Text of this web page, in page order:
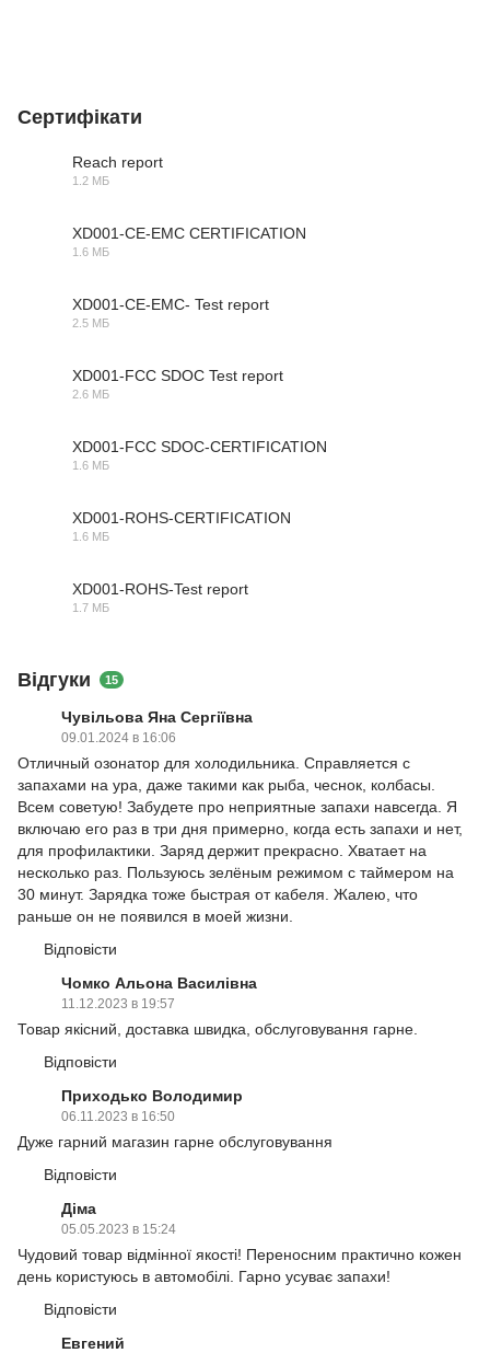
Сертифікати
Reach report
1.2 МБ
XD001-CE-EMC CERTIFICATION
1.6 МБ
XD001-CE-EMC- Test report
2.5 МБ
XD001-FCC SDOC Test report
2.6 МБ
XD001-FCC SDOC-CERTIFICATION
1.6 МБ
XD001-ROHS-CERTIFICATION
1.6 МБ
XD001-ROHS-Test report
1.7 МБ
Відгуки 15
Чувільова Яна Сергіївна
09.01.2024 в 16:06
Отличный озонатор для холодильника. Справляется с
запахами на ура, даже такими как рыба, чеснок, колбасы.
Всем советую! Забудете про неприятные запахи навсегда. Я
включаю его раз в три дня примерно, когда есть запахи и нет,
для профилактики. Заряд держит прекрасно. Хватает на
несколько раз. Пользуюсь зелёным режимом с таймером на
30 минут. Зарядка тоже быстрая от кабеля. Жалею, что
раньше он не появился в моей жизни.
Відповісти
Чомко Альона Василівна
11.12.2023 в 19:57
Товар якісний, доставка швидка, обслуговування гарне.
Відповісти
Приходько Володимир
06.11.2023 в 16:50
Дуже гарний магазин гарне обслуговування
Відповісти
Діма
05.05.2023 в 15:24
Чудовий товар відмінної якості! Переносним практично кожен
день користуюсь в автомобілі. Гарно усуває запахи!
Відповісти
Евгений